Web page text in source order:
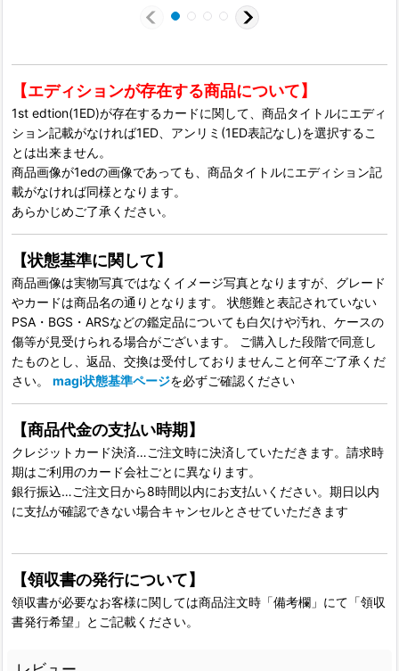
【エディションが存在する商品について】
1st edtion(1ED)が存在するカードに関して、商品タイトルにエディ
ション記載がなければ1ED、アンリミ(1ED表記なし)を選択するこ
とは出来ません。
商品画像が1edの画像であっても、商品タイトルにエディション記
載がなければ同様となります。
あらかじめご了承ください。
【状態基準に関して】
商品画像は実物写真ではなくイメージ写真となりますが、グレード
やカードは商品名の通りとなります。 状態難と表記されていない
PSA・BGS・ARSなどの鑑定品についても白欠けや汚れ、ケースの
傷等が見受けられる場合がございます。 ご購入した段階で同意し
たものとし、返品、交換は受付しておりませんこと何卒ご了承くだ
さい。 magi状態基準ページを必ずご確認ください
【商品代金の支払い時期】
クレジットカード決済…ご注文時に決済していただきます。請求時
期はご利用のカード会社ごとに異なります。
銀行振込…ご注文日から8時間以内にお支払いください。期日以内
に支払が確認できない場合キャンセルとさせていただきます
【領収書の発行について】
領収書が必要なお客様に関しては商品注文時「備考欄」にて「領収
書発行希望」とご記載ください。